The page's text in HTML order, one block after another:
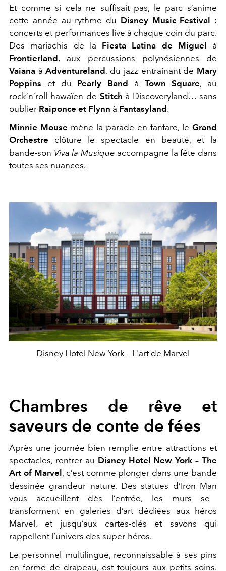
Et comme si cela ne suffisait pas, le parc s’anime
cette année au rythme du Disney Music Festival :
concerts et performances live à chaque coin du parc.
Des mariachis de la Fiesta Latina de Miguel à
Frontierland, aux percussions polynésiennes de
Vaiana àAdventureland, du jazz entraînant de Mary
Poppins et du Pearly Band à Town Square, au
rock’n’roll hawaïen de Stitch à Discoveryland… sans
oublier Raiponce et Flynn à Fantasyland.
Minnie Mouse mène la parade en fanfare, le Grand
Orchestre clôture le spectacle en beauté, et la
bande-son Viva la Musique accompagne la fête dans
toutes ses nuances.
Disney Hotel New York – L'art de Marvel
Chambres de rêve et
saveurs de conte de fées
Après une journée bien remplie entre attractions et
spectacles, rentrer au Disney Hotel New York – The
Art of Marvel, c’est comme plonger dans une bande
dessinée grandeur nature. Desstatues d’Iron Man
vous accueillent dès l’entrée, les murs se
transforment en galeries d’artdédiées aux héros
Marvel, et jusqu’aux cartes-clés et savons qui
rappellent l’univers des super-héros.
Le personnel multilingue, reconnaissable à ses pins
en forme de drapeau, est toujours aux petits soins.